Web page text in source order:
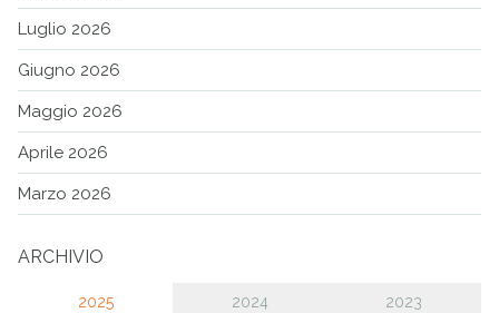
Luglio 2026
Giugno 2026
Maggio 2026
Aprile 2026
Marzo 2026
ARCHIVIO
2025 2024 2023